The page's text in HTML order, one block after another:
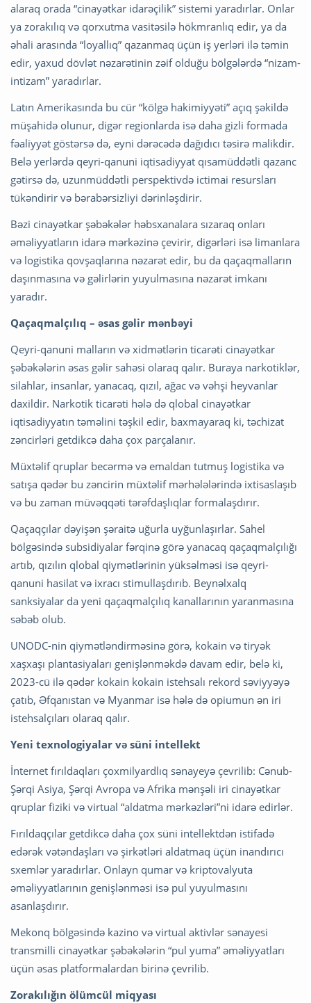
alaraq orada “cinayətkar idarəçilik” sistemi yaradırlar. Onlar
ya zorakılıq və qorxutma vasitəsilə hökmranlıq edir, ya da
əhali arasında “loyallıq” qazanmaq üçün iş yerləri ilə təmin
edir, yaxud dövlət nəzarətinin zəif olduğu bölgələrdə “nizam-
intizam” yaradırlar.
Latın Amerikasında bu cür “kölgə hakimiyyəti” açıq şəkildə
müşahidə olunur, digər regionlarda isə daha gizli formada
fəaliyyət göstərsə də, eyni dərəcədə dağıdıcı təsirə malikdir.
Belə yerlərdə qeyri-qanuni iqtisadiyyat qısamüddətli qazanc
gətirsə də, uzunmüddətli perspektivdə ictimai resursları
tükəndirir və bərabərsizliyi dərinləşdirir.
Bəzi cinayətkar şəbəkələr həbsxanalara sızaraq onları
əməliyyatların idarə mərkəzinə çevirir, digərləri isə limanlara
və logistika qovşaqlarına nəzarət edir, bu da qaçaqmalların
daşınmasına və gəlirlərin yuyulmasına nəzarət imkanı
yaradır.
Qaçaqmalçılıq – əsas gəlir mənbəyi
Qeyri-qanuni malların və xidmətlərin ticarəti cinayətkar
şəbəkələrin əsas gəlir sahəsi olaraq qalır. Buraya narkotiklər,
silahlar, insanlar, yanacaq, qızıl, ağac və vəhşi heyvanlar
daxildir. Narkotik ticarəti hələ də qlobal cinayətkar
iqtisadiyyatın təməlini təşkil edir, baxmayaraq ki, təchizat
zəncirləri getdikcə daha çox parçalanır.
Müxtəlif qruplar becərmə və emaldan tutmuş logistika və
satışa qədər bu zəncirin müxtəlif mərhələlərində ixtisaslaşıb
və bu zaman müvəqqəti tərəfdaşlıqlar formalaşdırır.
Qaçaqçılar dəyişən şəraitə uğurla uyğunlaşırlar. Sahel
bölgəsində subsidiyalar fərqinə görə yanacaq qaçaqmalçılığı
artıb, qızılın qlobal qiymətlərinin yüksəlməsi isə qeyri-
qanuni hasilat və ixracı stimullaşdırıb. Beynəlxalq
sanksiyalar da yeni qaçaqmalçılıq kanallarının yaranmasına
səbəb olub.
UNODC-nin qiymətləndirməsinə görə, kokain və tiryək
xaşxaşı plantasiyaları genişlənməkdə davam edir, belə ki,
2023-cü ilə qədər kokain kokain istehsalı rekord səviyyəyə
çatıb, Əfqanıstan və Myanmar isə hələ də opiumun ən iri
istehsalçıları olaraq qalır.
Yeni texnologiyalar və süni intellekt
İnternet fırıldaqları çoxmilyardlıq sənayeyə çevrilib: Cənub-
Şərqi Asiya, Şərqi Avropa və Afrika mənşəli iri cinayətkar
qruplar fiziki və virtual “aldatma mərkəzləri”ni idarə edirlər.
Fırıldaqçılar getdikcə daha çox süni intellektdən istifadə
edərək vətəndaşları və şirkətləri aldatmaq üçün inandırıcı
sxemlər yaradırlar. Onlayn qumar və kriptovalyuta
əməliyyatlarının genişlənməsi isə pul yuyulmasını
asanlaşdırır.
Mekonq bölgəsində kazino və virtual aktivlər sənayesi
transmilli cinayətkar şəbəkələrin “pul yuma” əməliyyatları
üçün əsas platformalardan birinə çevrilib.
Zorakılığın ölümcül miqyası